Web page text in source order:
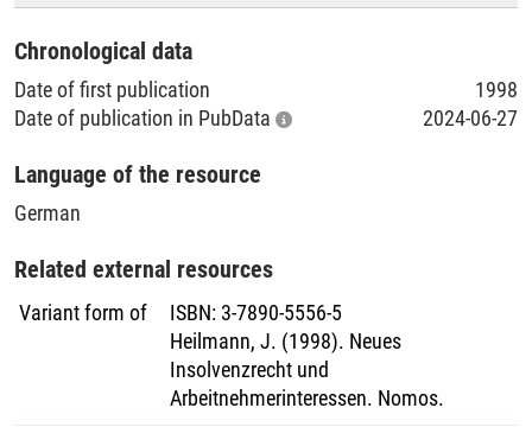
Chronological data
Date of first publication
1998
Date of publication in PubData
2024-06-27
Language of the resource
German
Related external resources
Variant form of ISBN: 3-7890-5556-5
Heilmann, J. (1998). Neues
Insolvenzrecht und
Arbeitnehmerinteressen. Nomos.